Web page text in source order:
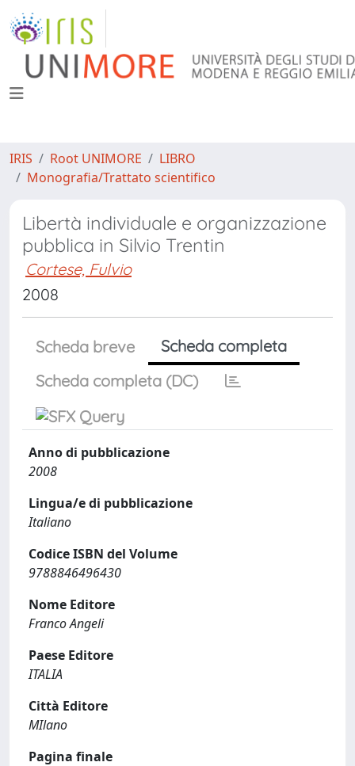
IRIS Root UNIMORE
LIBRO
Monografia/Trattato scientifico
Libertà individuale e organizzazione
pubblica in Silvio Trentin
Cortese, Fulvio
2008
Scheda breve
Scheda completa
Scheda completa (DC)
Anno di pubblicazione
2008
Lingua/e di pubblicazione
Italiano
Codice ISBN del Volume
9788846496430
Nome Editore
Franco Angeli
Paese Editore
ITALIA
Città Editore
MIlano
Pagina finale